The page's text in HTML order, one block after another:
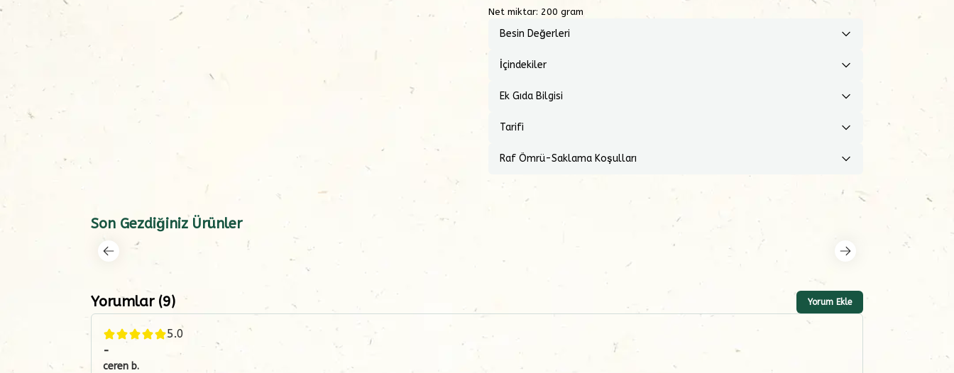
Net miktar: 200 gram
Besin Değerleri
İçindekiler
Ek Gıda Bilgisi
Tarifi
Raf Ömrü-Saklama Koşulları
Son Gezdiğiniz Ürünler
Yorumlar(9) Yorum Ekle
5.0
-
ceren b.